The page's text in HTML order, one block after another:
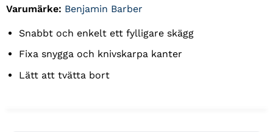
Varumärke: Benjamin Barber
Snabbt och enkelt ett fylligare skägg
Fixa snygga och knivskarpa kanter
Lätt att tvätta bort